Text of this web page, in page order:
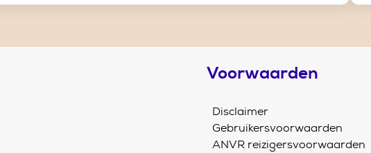
Voorwaarden
Disclaimer
Gebruikersvoorwaarden
ANVR reizigersvoorwaarden